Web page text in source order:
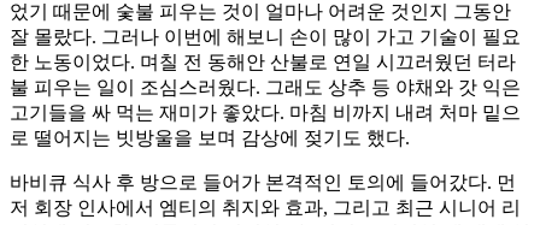
었기 때문에 숯불 피우는 것이 얼마나 어려운 것인지 그동안
잘 몰랐다. 그러나 이번에 해보니 손이 많이 가고 기술이 필요
한 노동이었다. 며칠 전 동해안 산불로 연일 시끄러웠던 터라
불 피우는 일이 조심스러웠다. 그래도 상추 등 야채와 갓 익은
고기들을 싸 먹는 재미가 좋았다. 마침 비까지 내려 처마 밑으
로 떨어지는 빗방울을 보며 감상에 젖기도 했다.
바비큐 식사 후 방으로 들어가 본격적인 토의에 들어갔다. 먼
저 회장 인사에서 엠티의 취지와 효과, 그리고 최근 시니어 리